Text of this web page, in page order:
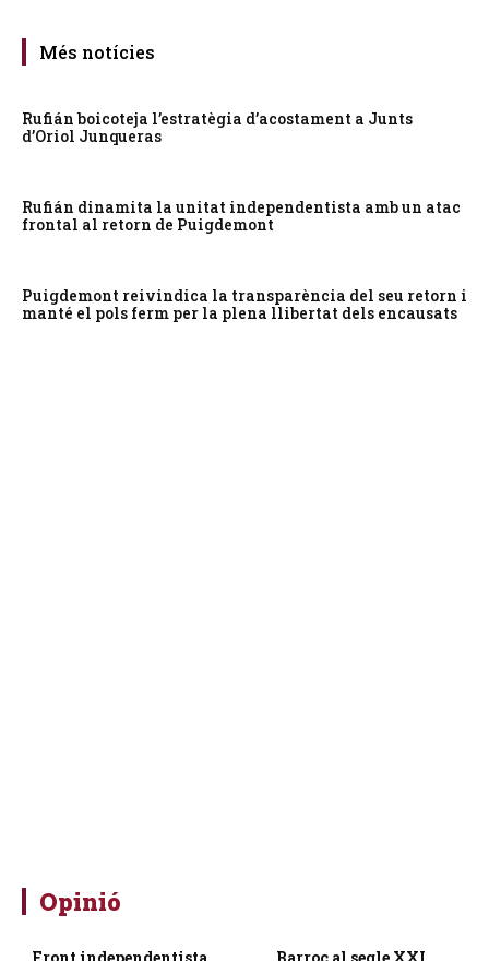
Més notícies
Rufián boicoteja l’estratègia d’acostament a Junts
d’Oriol Junqueras
Rufián dinamita la unitat independentista amb un atac
frontal al retorn de Puigdemont
Puigdemont reivindica la transparència del seu retorn i
manté el pols ferm per la plena llibertat dels encausats
Opinió